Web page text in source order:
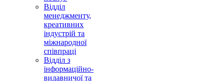
Відділ
менеджменту,
креативних
індустрій та
міжнародної
співпраці
Відділ з
інформаційно-
видавничої та